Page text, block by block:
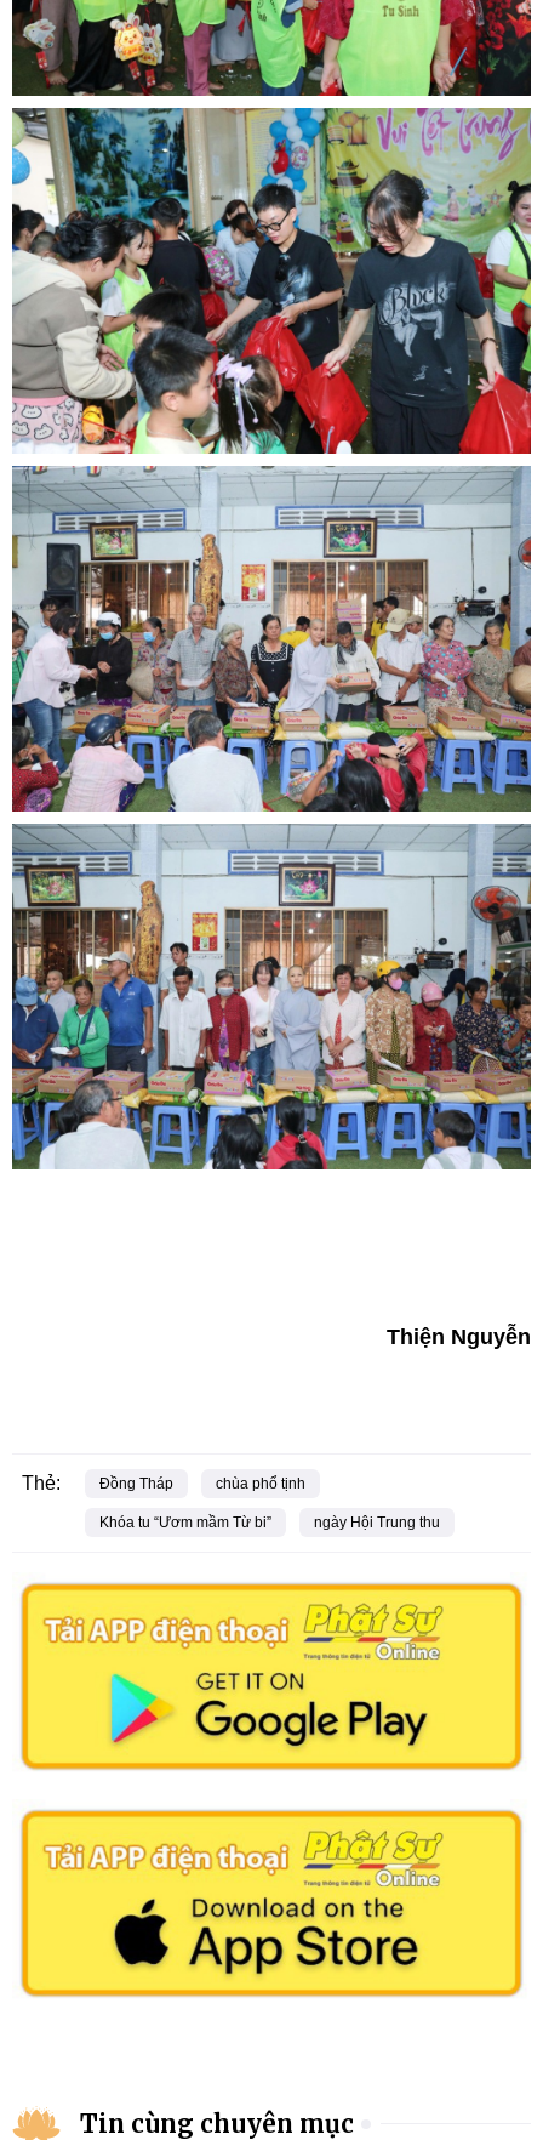
Thiện Nguyễn
Thẻ: Đồng Tháp chùa phổ tịnh
Khóa tu “Ươm mầm Từ bi” ngày Hội Trung thu
Tin cùng chuyên mục